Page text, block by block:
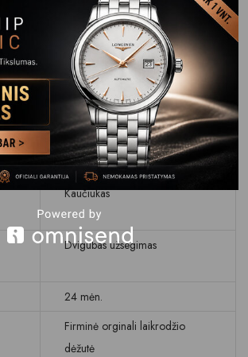
Juodas
Liečiamas ekranas,Safyrinis
Mėnesio dienos ir savaitės
dienos rodymas
WR 100 M (10 BAR)
Kaučiukas
Dvigubas užsegimas
24 mėn.
Firminė orginali laikrodžio
dėžutė